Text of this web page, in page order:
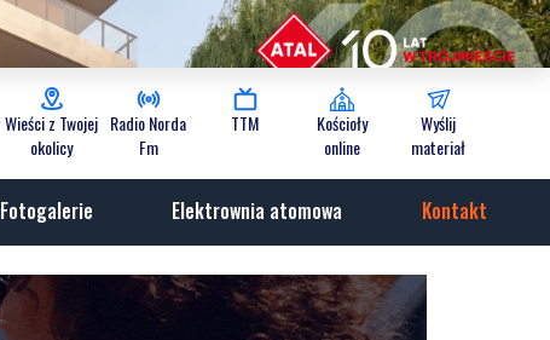
Wieści z Twojej
okolicy
Radio Norda
Fm
TTM
Kościoły
online
Wyślij
materiał
Fotogalerie Elektrownia atomowa Kontakt